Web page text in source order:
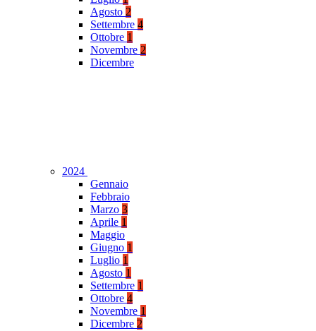
Agosto 2
Settembre 4
Ottobre 1
Novembre 2
Dicembre
2024
Gennaio
Febbraio
Marzo 3
Aprile 1
Maggio
Giugno 1
Luglio 1
Agosto 1
Settembre 1
Ottobre 4
Novembre 1
Dicembre 2